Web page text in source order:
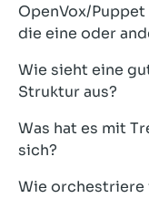
OpenVox/
die eine oder
Wie sieht eine
Struktur aus?
Was hat es mit
sich?
Wie orchestriere